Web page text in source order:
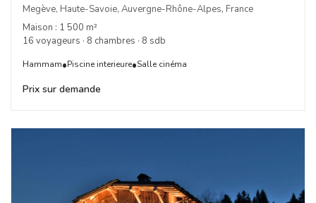
Megève, Haute-Savoie, Auvergne-Rhône-Alpes, France
Maison : 1 500 m²
16 voyageurs · 8 chambres · 8 sdb
Hammam•Piscine interieure•Salle cinéma
Prix sur demande